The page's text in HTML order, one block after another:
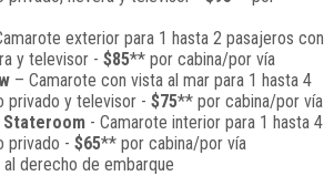
exterior para 1 hasta 2 pasajeros con
y televisor - $85** por cabina/por vía
– Camarote con vista al mar para 1 hasta 4
privado y televisor - $75** por cabina/por vía
- Camarote interior para 1 hasta 4
privado - $65** por cabina/por vía
derecho de embarque